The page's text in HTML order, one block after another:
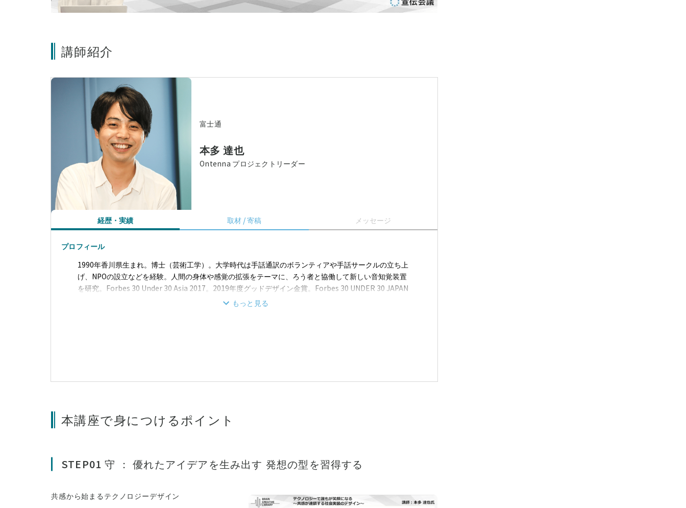
講師紹介
富士通
本多 達也
Ontenna プロジェクトリーダー
経歴・実績 取材 / 寄稿 メッセージ
プロフィール
1990年香川県生まれ。博士（芸術工学）。大学時代は手話通訳のボランティアや手話サークルの立ち上
げ、NPOの設立などを経験。人間の身体や感覚の拡張をテーマに、ろう者と協働して新しい音知覚装置
を研究。Forbes 30 Under 30 Asia 2017。2019年度グッドデザイン金賞。Forbes 30 UNDER 30 JAPAN
2019 特別賞。MIT Innovators Under 35 Japan2020。令和4年度全国発明表彰「恩賜発明賞」。令和7
もっと見る
本講座で身につけるポイント
STEP01 守 ： 優れたアイデアを生み出す 発想の型を習得する
共感から始まるテクノロジーデザイン